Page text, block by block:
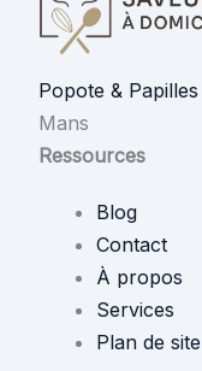
Popote & Papilles
Mans
Ressources
Blog
Contact
À propos
Services
Plan de site